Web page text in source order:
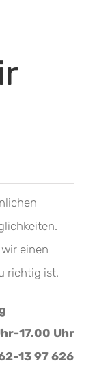
einen
richtig ist.
17.00 Uhr
13 97 626